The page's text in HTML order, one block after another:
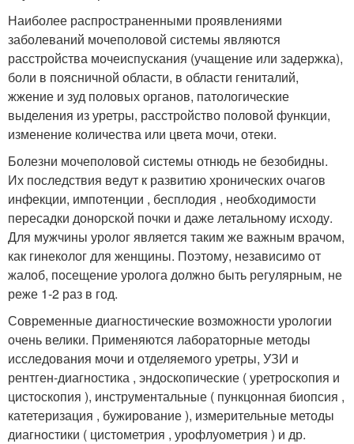
Наиболее распространенными проявлениями
заболеваний мочеполовой системы являются
расстройства мочеиспускания (учащение или задержка),
боли в поясничной области, в области гениталий,
жжение и зуд половых органов, патологические
выделения из уретры, расстройство половой функции,
изменение количества или цвета мочи, отеки.
Болезни мочеполовой системы отнюдь не безобидны.
Их последствия ведут к развитию хронических очагов
инфекции, импотенции , бесплодия , необходимости
пересадки донорской почки и даже летальному исходу.
Для мужчины уролог является таким же важным врачом,
как гинеколог для женщины. Поэтому, независимо от
жалоб, посещение уролога должно быть регулярным, не
реже 1-2 раз в год.
Современные диагностические возможности урологии
очень велики. Применяются лабораторные методы
исследования мочи и отделяемого уретры, УЗИ и
рентген-диагностика , эндоскопические ( уретроскопия и
цистоскопия ), инструментальные ( пункцонная биопсия ,
катетеризация , бужирование ), измерительные методы
диагностики ( цистометрия , урофлуометрия ) и др.